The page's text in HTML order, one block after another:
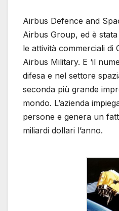
Airbus Defence and
Airbus Group, ed è
le attività commerciali di
Airbus Military. E ‘il
difesa e nel settore
seconda più grande
mondo. L’azienda
persone e genera un
miliardi dollari l’anno.